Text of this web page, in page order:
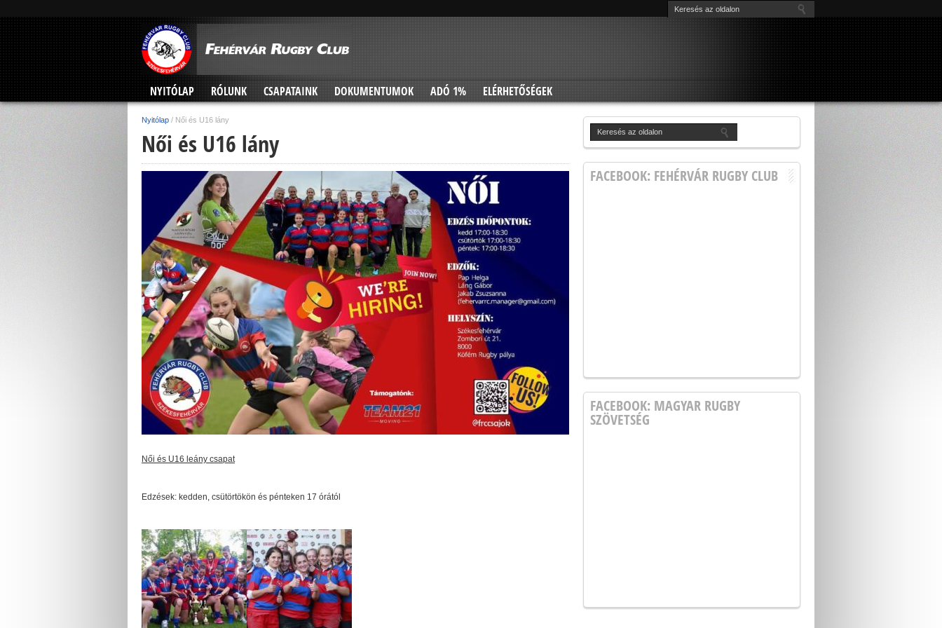
NYITÓLAP RÓLUNK CSAPATAINK DOKUMENTUMOK ADÓ 1% ELÉRHETŐSÉGEK
Nyitólap / Női és U16 lány
Női és U16 lány
Női és U16 leány csapat
Edzések: kedden, csütörtökön és pénteken 17 órától
FACEBOOK: FEHÉRVÁR RUGBY CLUB
FACEBOOK: MAGYAR RUGBY
SZÖVETSÉG